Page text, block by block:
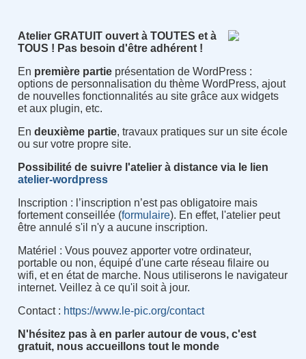
AtelierGRATUIT ouvert à TOUTES et à
TOUS ! Pas besoin d'être adhérent !
En première partieprésentation de WordPress :
options de personnalisation du thème WordPress, ajout
de nouvelles fonctionnalités au site grâce aux widgets
et aux plugin, etc.
En deuxième partie, travaux pratiques sur un site école
ou sur votre propre site.
Possibilité de suivre l'atelier à distance via le lien
atelier-wordpress
Inscription : l’inscription n’est pas obligatoire mais
fortement conseillée (formulaire). En effet, l'atelier peut
être annulé s'il n'y a aucune inscription.
Matériel : Vous pouvez apporter votre ordinateur,
portable ou non, équipé d'une carte réseau filaire ou
wifi, et en état de marche. Nous utiliserons le navigateur
internet. Veillez à ce qu'il soit à jour.
Contact : https://www.le-pic.org/contact
N'hésitez pas à en parler autour de vous, c'est
gratuit, nous accueillons tout le monde